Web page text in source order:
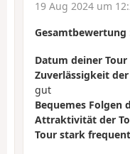
19 Aug 2024 um
Gesamtbewertung
Datum deiner Tour
Zuverlässigkeit
gut
Bequemes Folgen
Attraktivität der
Tour stark